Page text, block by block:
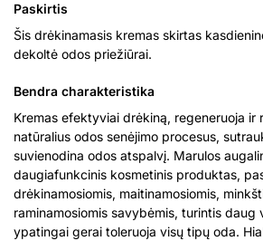
Paskirtis
Šis drėkinamasis kremas skirtas
dekoltė odos priežiūrai.
Bendra charakteristika
Kremas efektyviai drėkiną, regeneruoja ir
natūralius odos senėjimo procesus,
suvienodina odos atspalvį. Marulos
daugiafunkcinis kosmetinis produktas,
drėkinamosiomis, maitinamosiomis,
raminamosiomis savybėmis, turintis daug
ypatingai gerai toleruoja visų tipų oda.